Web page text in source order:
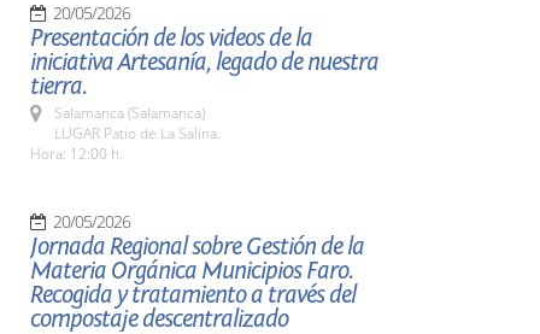
20/05/2026
Presentación de los videos de la
iniciativa Artesanía, legado de nuestra
tierra.
Salamanca (Salamanca)
LUGAR Patio de La Salina.
Hora: 12:00 h.
20/05/2026
Jornada Regional sobre Gestión de la
Materia Orgánica Municipios Faro.
Recogida y tratamiento a través del
compostaje descentralizado